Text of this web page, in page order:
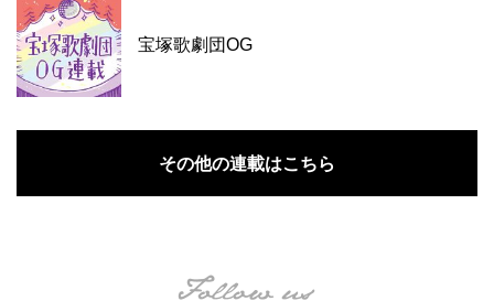
宝塚歌劇団OG
その他の連載はこちら